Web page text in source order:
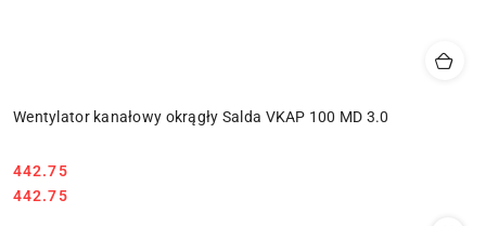
Wentylator kanałowy okrągły Salda VKAP 100 MD 3.0
Cena:
442.75
Cena:
442.75